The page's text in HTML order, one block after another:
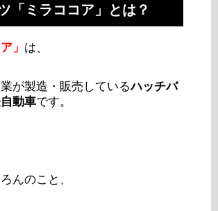
「ミラココア」とは？
」 は、
が製造・販売しているハッチバ
動車です。
んのこと、